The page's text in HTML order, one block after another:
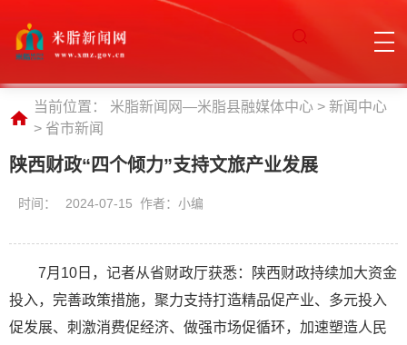
当前位置： 米脂新闻网—米脂县融媒体中心 > 新闻中心
> 省市新闻
陕西财政“四个倾力”支持文旅产业发展
时间： 2024-07-15 作者：小编
7月10日，记者从省财政厅获悉：陕西财政持续加大资金
投入，完善政策措施，聚力支持打造精品促产业、多元投入
促发展、刺激消费促经济、做强市场促循环，加速塑造人民